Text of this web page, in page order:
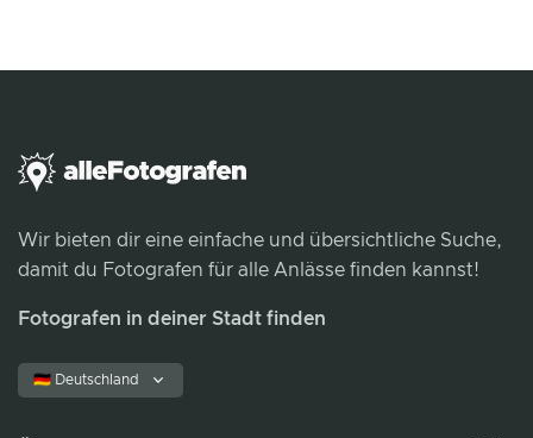
Wir bieten dir eine einfache und übersichtliche Suche,
damit du Fotografen für alle Anlässe finden kannst!
Fotografen in deiner Stadt finden
🇩🇪 Deutschland